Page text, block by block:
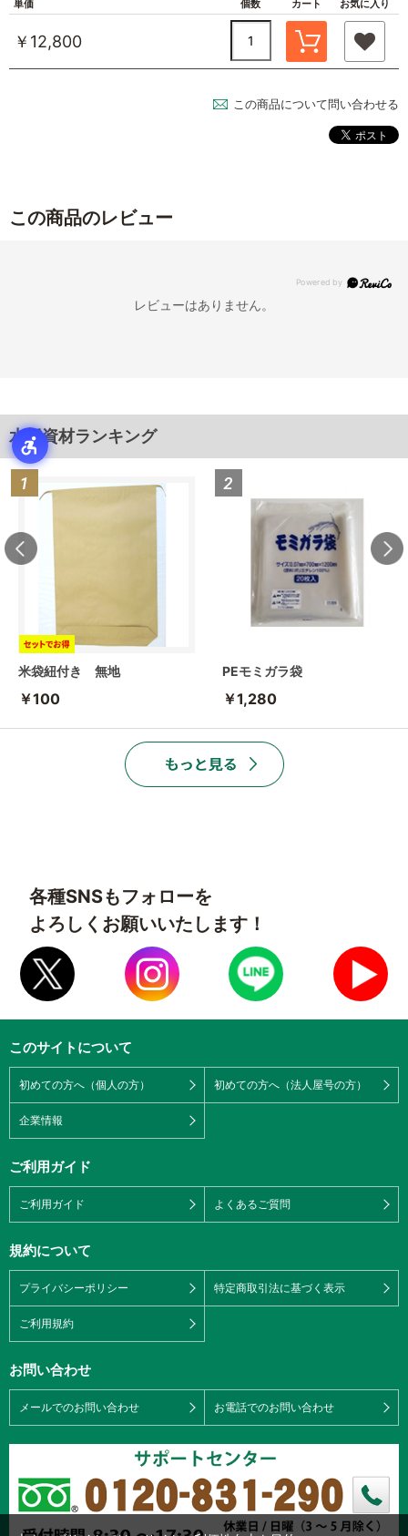
単価 個数 カート お気に入り
￥12,800
この商品について問い合わせる
この商品のレビュー
レビューはありません。
水稲資材ランキング
米袋紐付き 無地
￥100
PEモミガラ袋
￥1,280
各種SNSもフォローを
よろしくお願いいたします！
このサイトについて
初めての方へ（個人の方） 初めての方へ（法人屋号の方）
企業情報
ご利用ガイド
ご利用ガイド よくあるご質問
規約について
プライバシーポリシー 特定商取引法に基づく表示
ご利用規約
お問い合わせ
メールでのお問い合わせ お電話でのお問い合わせ